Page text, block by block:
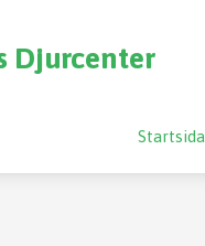
Djurcenter
Startsida